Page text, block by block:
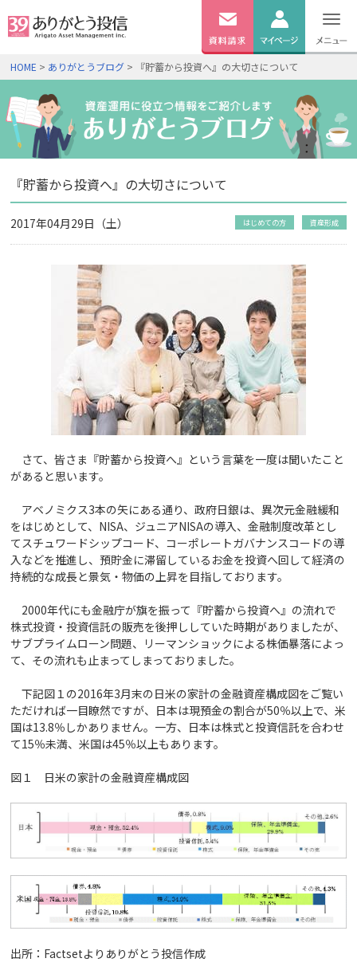
無料資料
請求
ログイン
HOME > ありがとうブログ > 『貯蓄から投資へ』の大切さについて
『貯蓄から投資へ』の大切さについて
2017年04月29日（土） はじめての方 資産形成
さて、皆さま『貯蓄から投資へ』という言葉を一度は聞いたこと
があると思います。
アベノミクス3本の矢にある通り、政府日銀は、異次元金融緩和
をはじめとして、NISA、ジュニアNISAの導入、金融制度改革とし
てスチュワードシップコード、コーポレートガバナンスコードの導
入などを推進し、預貯金に滞留しているお金を投資へ回して経済の
持続的な成長と景気・物価の上昇を目指しております。
2000年代にも金融庁が旗を振って『貯蓄から投資へ』の流れで
株式投資・投資信託の販売を後押ししていた時期がありましたが、
サブプライムローン問題、リーマンショックによる株価暴落によっ
て、その流れも止まってしまっておりました。
下記図１の2016年3月末の日米の家計の金融資産構成図をご覧い
ただければ一目瞭然ですが、日本は現預金の割合が50％以上で、米
国は13.8％しかありません。一方、日本は株式と投資信託を合わせ
て15％未満、米国は45％以上もあります。
図１ 日米の家計の金融資産構成図
出所：Factsetよりありがとう投信作成